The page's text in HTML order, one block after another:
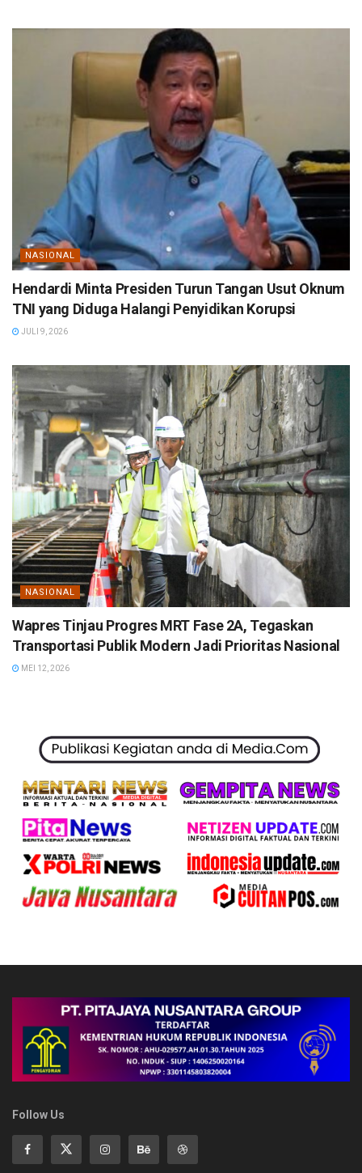
NASIONAL
Hendardi Minta Presiden Turun Tangan Usut Oknum
TNI yang Diduga Halangi Penyidikan Korupsi
JULI 9, 2026
NASIONAL
Wapres Tinjau Progres MRT Fase 2A, Tegaskan
Transportasi Publik Modern Jadi Prioritas Nasional
MEI 12, 2026
Follow Us